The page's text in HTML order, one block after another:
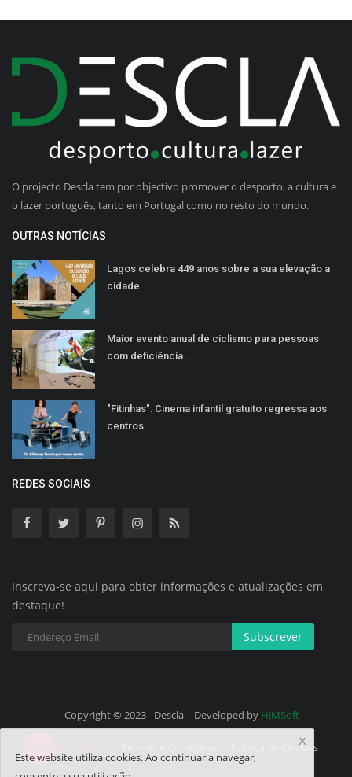
O projecto Descla tem por objectivo promover o desporto, a cultura e
o lazer português, tanto em Portugal como no resto do mundo.
OUTRAS NOTÍCIAS
Lagos celebra 449 anos sobre a sua elevação a
cidade
Maior evento anual de ciclismo para pessoas
com deficiência...
"Fitinhas": Cinema infantil gratuito regressa aos
centros...
REDES SOCIAIS
Inscreva-se aqui para obter informações e atualizações em
destaque!
Subscrever
Copyright © 2023 - Descla | Developed by HJMSoft
Política de Cookies
Este website utiliza cookies. Ao continuar a navegar,